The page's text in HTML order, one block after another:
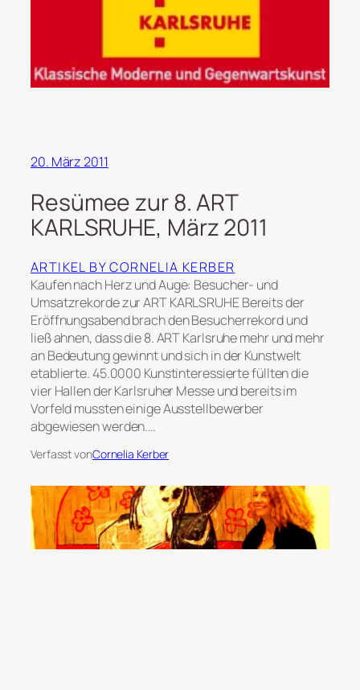
20. März 2011
Resümee zur 8. ART
KARLSRUHE, März 2011
ARTIKEL BY CORNELIA KERBER
Kaufen nach Herz und Auge: Besucher- und
Umsatzrekorde zur ART KARLSRUHE Bereits der
Eröffnungsabend brach den Besucherrekord und
ließ ahnen, dass die 8. ART Karlsruhe mehr und mehr
an Bedeutung gewinnt und sich in der Kunstwelt
etablierte. 45.0000 Kunstinteressierte füllten die
vier Hallen der Karlsruher Messe und bereits im
Vorfeld mussten einige Ausstellbewerber
abgewiesen werden.…
Verfasst vonCornelia Kerber